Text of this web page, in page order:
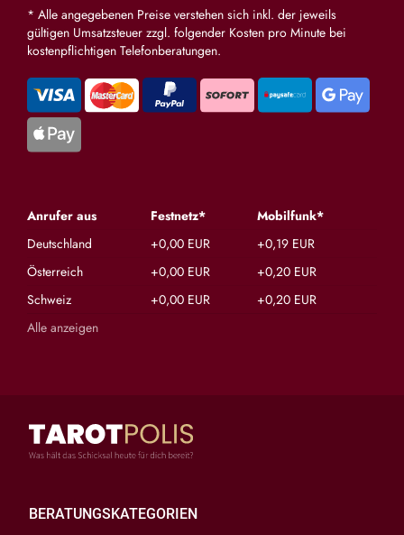
* Alle angegebenen Preise verstehen sich inkl. der jeweils
gültigen Umsatzsteuer zzgl. folgender Kosten pro Minute bei
kostenpflichtigen Telefonberatungen.
Anrufer aus Festnetz*
Mobilfunk*
Deutschland
+0,00 EUR
+0,19 EUR
Österreich
+0,00 EUR
+0,20 EUR
Schweiz
+0,00 EUR
+0,20 EUR
Alle anzeigen
BERATUNGSKATEGORIEN